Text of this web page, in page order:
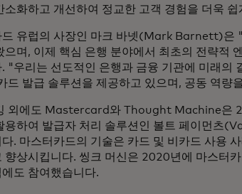
소화하고 개선하여 정교한 고객 경험을 더욱
드 유럽의 사장인 마크 바넷(Mark Barnett)은
으며, 이제 핵심 은행 분야에서 최초의 전략적
"우리는 선도적인 은행과 금융 기관에 미래의
드 발급 솔루션을 제공하고 있으며, 공동 역량
외에도 Mastercard와 Thought Machine은
용하여 발급자 처리 솔루션인 볼트 페이먼츠
. 마스터카드의 기술은 카드 및 비카드 사용
향상시킵니다. 씽크 머신은 2020년에 마스터
도 참여했습니다.